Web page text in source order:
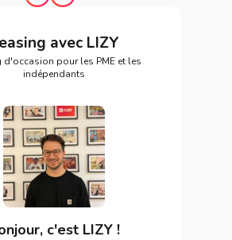
avec LIZY
d'occasion pour les PME et les
indépendants
c'est LIZY !